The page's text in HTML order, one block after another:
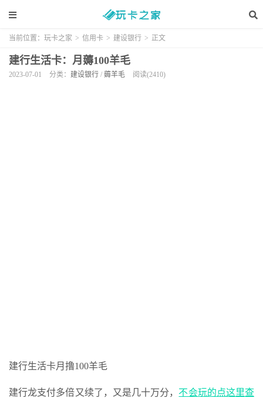
当前位置： 玩卡之家 > 信用卡 > 建设银行 > 正文
建行生活卡：月薅100羊毛
2023-07-01 分类： 建设银行 / 薅羊毛 阅读(2410)
建行生活卡月撸100羊毛
建行龙支付多倍又续了，又是几十万分， 不会玩的点这里查